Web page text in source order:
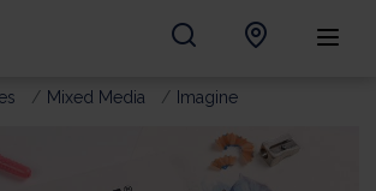
Mixed Media Imagine